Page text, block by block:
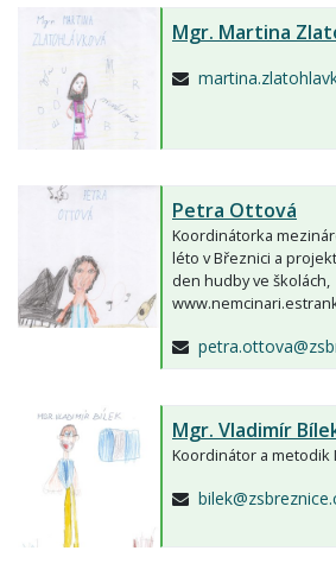
Mgr. Martina
Petra Ottová
Koordinátorka
léto v Březnici a
den hudby ve školách,
Mgr. Vladimír
Koordinátor a metodik